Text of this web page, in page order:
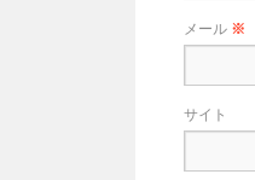
メール ※
サイト